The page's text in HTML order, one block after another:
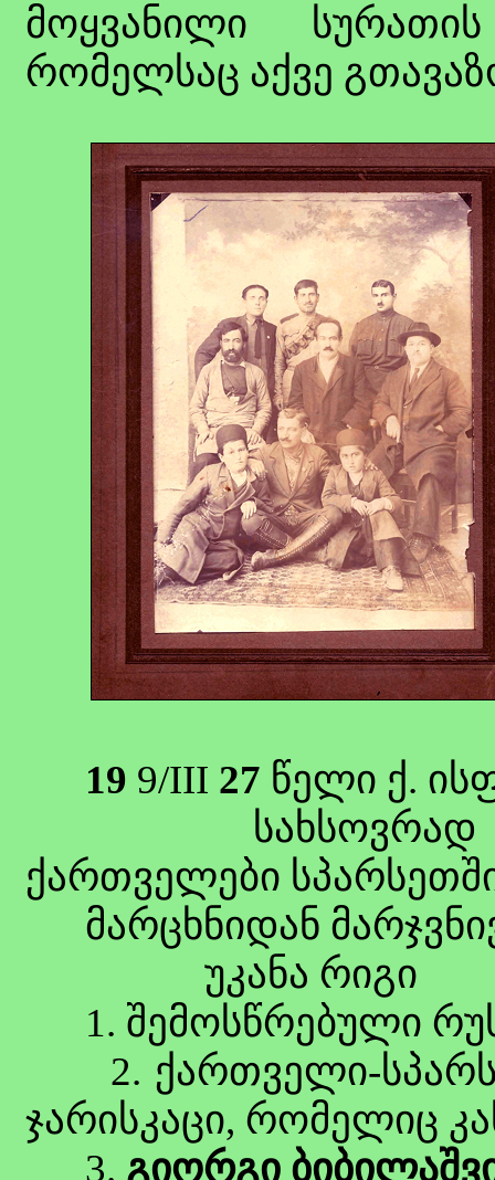
მოყვანილი
რომელსაც აქვე
19 9/III 27 წელი ქ.
ქართველები
მარცხნიდან
უკანა რიგი
1. შემოსწრებული
2. ქართველი-
ჯარისკაცი, რომელიც
3. გიორგი